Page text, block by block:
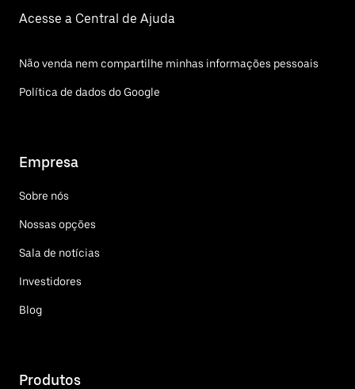
Acesse a Central de Ajuda
Não venda nem compartilhe minhas informações pessoais
Política de dados do Google
Empresa
Sobre nós
Nossas opções
Sala de notícias
Investidores
Blog
Produtos